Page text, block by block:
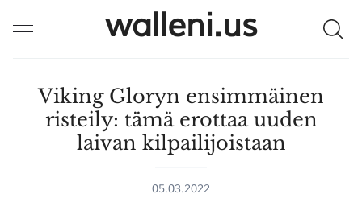
walleni.us
Viking Gloryn ensimmäinen
risteily: tämä erottaa uuden
laivan kilpailijoistaan
05.03.2022